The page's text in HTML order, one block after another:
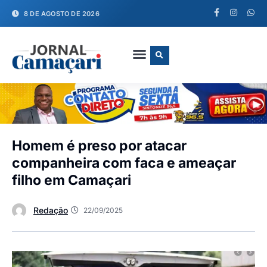
8 DE AGOSTO DE 2026
Homem é preso por atacar
companheira com faca e ameaçar
filho em Camaçari
Redação 22/09/2025